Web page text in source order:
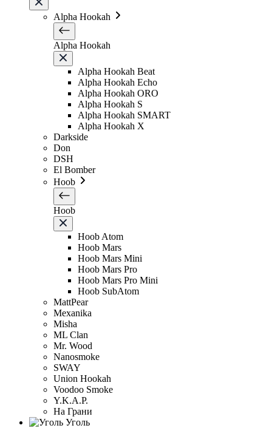
Alpha Hookah
Alpha Hookah
Alpha Hookah Beat
Alpha Hookah Echo
Alpha Hookah ORO
Alpha Hookah S
Alpha Hookah SMART
Alpha Hookah X
Darkside
Don
DSH
El Bomber
Hoob
Hoob
Hoob Atom
Hoob Mars
Hoob Mars Mini
Hoob Mars Pro
Hoob Mars Pro Mini
Hoob SubAtom
MattPear
Mexanika
Misha
ML Clan
Mr. Wood
Nanosmoke
SWAY
Union Hookah
Voodoo Smoke
Y.K.A.P.
На Грани
Уголь